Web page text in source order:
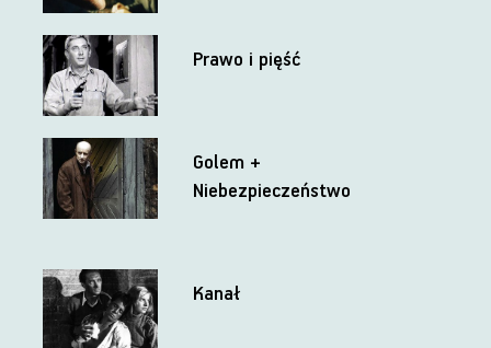
Prawo i pięść
Golem +
Niebezpieczeństwo
Kanał